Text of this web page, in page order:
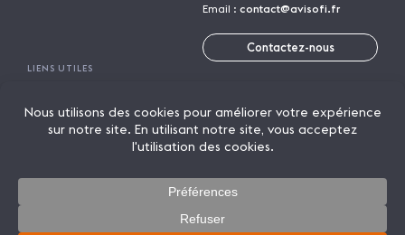
Email : contact@avisofi.fr
Contactez-nous
LIENS UTILES
Trouver une agence
Parrainage
Rejoindre Avisofi
Candidature spontanée
Licence de marque
Lexique
Mentions légales
Politique de confidentialité
© 2026 AVISOFI